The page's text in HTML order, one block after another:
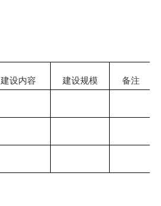
建设内容 建设规模 备注